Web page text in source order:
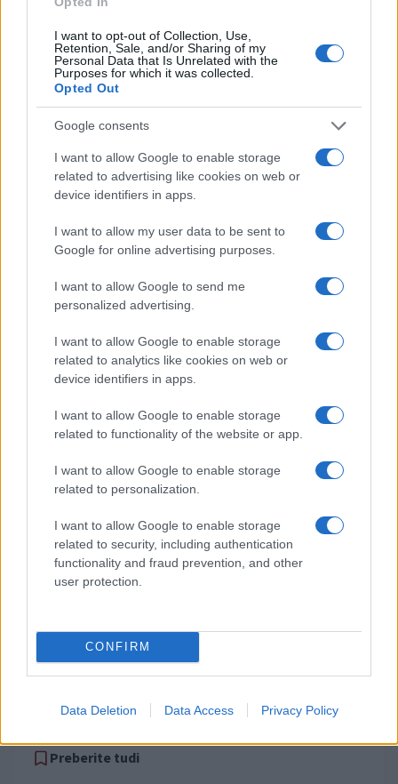
I want to opt-out of Collection, Use,
Retention, Sale, and/or Sharing of my
Personal Data that Is Unrelated with the
Purposes for which it was collected.
Opted Out
Google consents
I want to allow Google to enable storage
related to advertising like cookies on web or
device identifiers in apps.
I want to allow my user data to be sent to
Google for online advertising purposes.
I want to allow Google to send me
personalized advertising.
I want to allow Google to enable storage
related to analytics like cookies on web or
device identifiers in apps.
I want to allow Google to enable storage
related to functionality of the website or app.
I want to allow Google to enable storage
related to personalization.
I want to allow Google to enable storage
related to security, including authentication
functionality and fraud prevention, and other
user protection.
CONFIRM
Data Deletion Data Access Privacy Policy
Ravnah
Več iz kategorije Črna kronika
Dravogradu zagorel točilni
avtomat, požar pogasili
zaposleni
Motorist v Radljah ob Dravi trčil
v ulično svetilko in se hudo
poškodoval
Nova ljubezenska prevara:
Občanka ostala brez več kot
Obvestila
pred 19 urami
Izklop elektrike: 421. Nadzorništvo Ravne - Območje Podkraj
Izklop elektrike: 423. Nadzorništvo Vuzenica - Območje Mute
pred 19 urami
Izklop elektrike: 420. Nadzorništvo Vuzenica - Območje
Izklop elektrike: 422. Nadzorništvo Vuzenica - Območje
Vuhreda
Preberite tudi